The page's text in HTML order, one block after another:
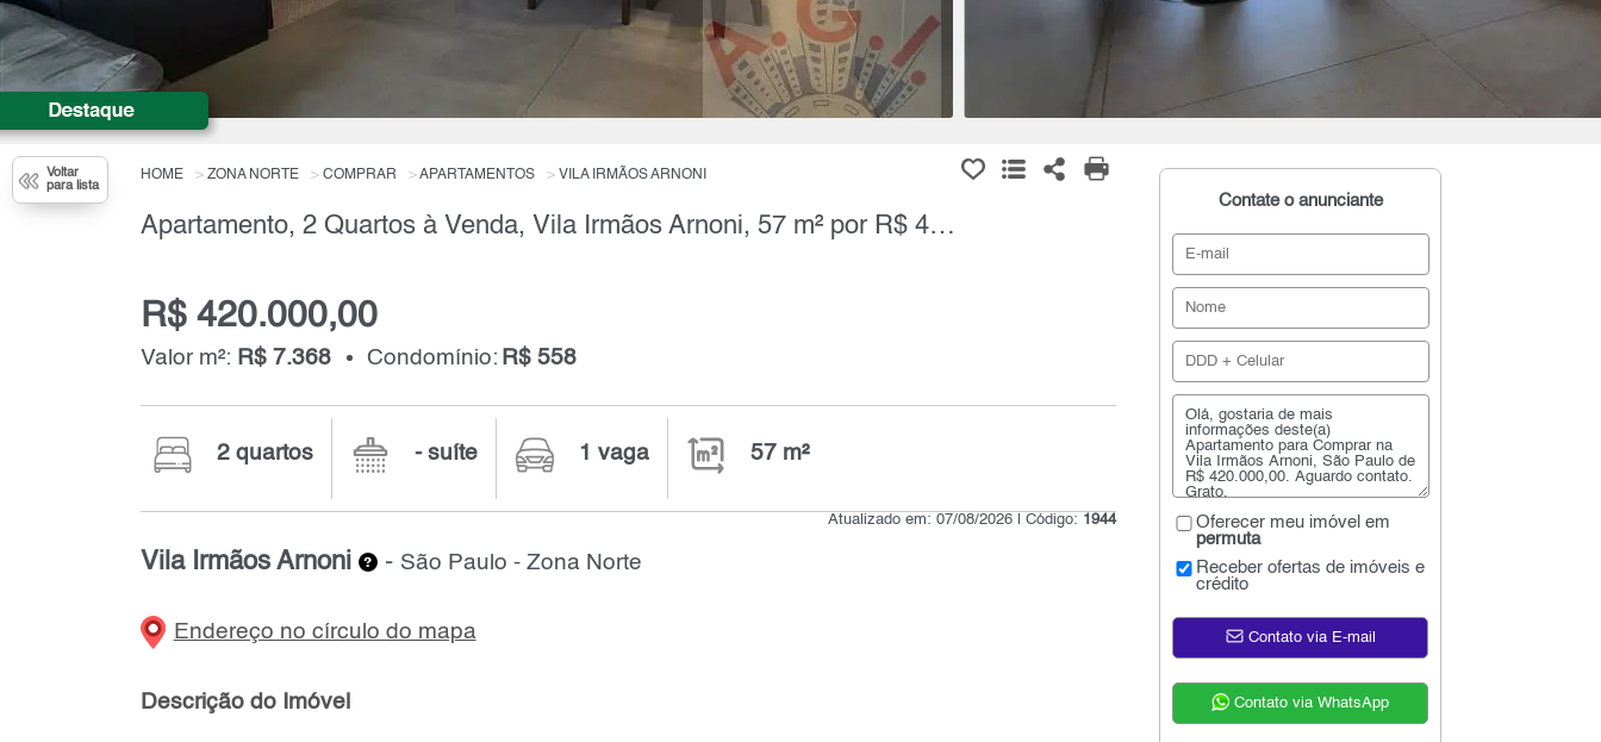
Voltar
para lista
HOME ZONA NORTE COMPRAR APARTAMENTOS VILA IRMÃOS ARNONI
Apartamento, 2 Quartos à Venda, Vila Irmãos Arnoni, 57 m² por R$ 420.000,00
R$ 420.000,00
Valor m²: R$ 7.368 Condomínio: R$ 558
2 quartos - suíte 1 vaga 57 m²
Atualizado em: 07/08/2026 | Código: 1944
Vila Irmãos Arnoni - São Paulo - Zona Norte
Endereço no círculo do mapa
Descrição do Imóvel
Contate o anunciante
Oferecer meu imóvel em
permuta
Receber ofertas de imóveis e
crédito
Contato via E-mail
Contato via WhatsApp